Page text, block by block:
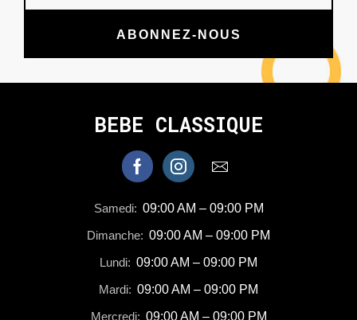
ABONNEZ-NOUS
BEBE CLASSIQUE
Samedi: 09:00 AM – 09:00 PM
Dimanche: 09:00 AM – 09:00 PM
Lundi: 09:00 AM – 09:00 PM
Mardi: 09:00 AM – 09:00 PM
Mercredi: 09:00 AM – 09:00 PM